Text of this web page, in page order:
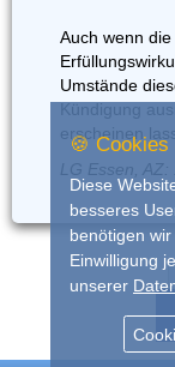
Auch wenn
Umstände
Kündigung
erscheinen
LG Essen,
🍪
Diese
besseres
benötigen
Einwilligung
unserer